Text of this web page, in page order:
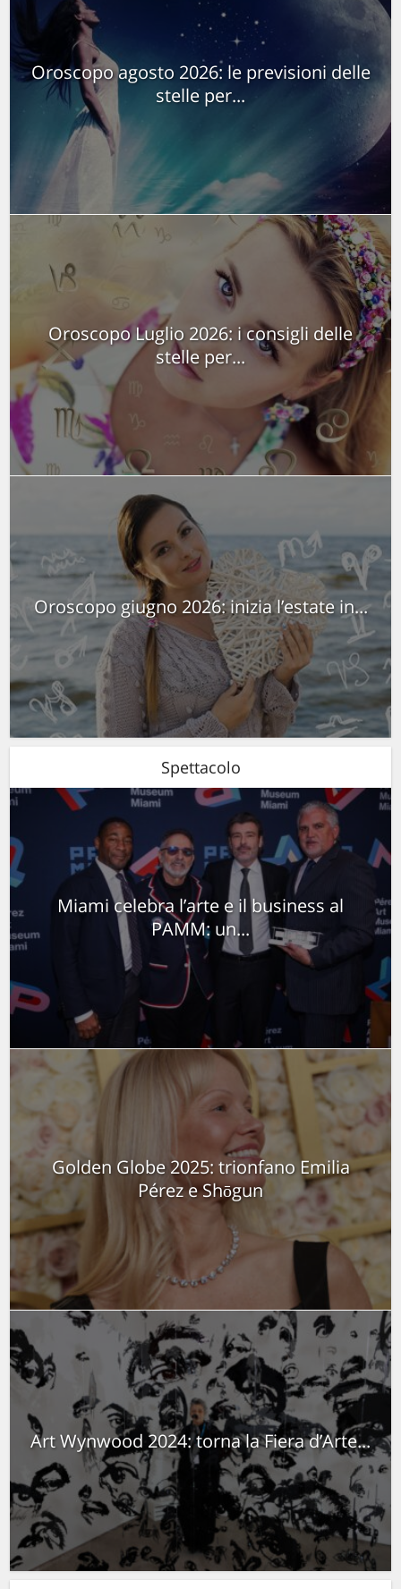
Oroscopo agosto 2026: le previsioni delle
stelle per...
Oroscopo Luglio 2026: i consigli delle
stelle per...
Oroscopo giugno 2026: inizia l’estate in...
Spettacolo
Miami celebra l’arte e il business al
PAMM: un...
Golden Globe 2025: trionfano Emilia
Pérez e Shōgun
Art Wynwood 2024: torna la Fiera d’Arte...